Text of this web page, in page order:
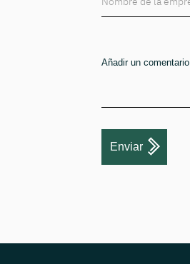
Añadir un comentario
Enviar >